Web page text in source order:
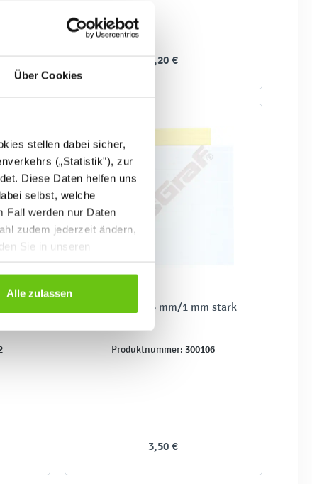
Über Cookies
stellen dabei sicher,
(„Statistik”), zur
Diese Daten helfen uns
selbst, welche
Fall werden nur Daten
zudem jederzeit ändern,
Sie in unseren
Alle zulassen
2,20 €
Klebepads 0,5 mm/1 mm stark
Produktnummer: 300106
3,50 €